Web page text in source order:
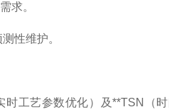
求。
性维护。
工艺参数优化）及**TSN（